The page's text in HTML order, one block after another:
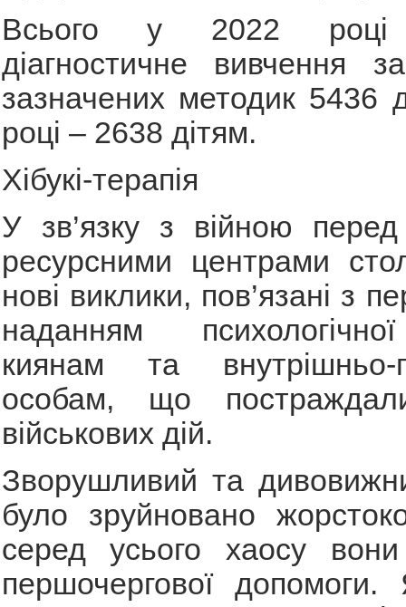
Всього у 2022 році
діагностичне вивчення
зазначених методик 5436
році – 2638 дітям.
Хібукі-терапія
У зв’язку з війною перед
ресурсними центрами
нові виклики, пов’язані з
наданням
киянам та внутрішньо-
особам, що
військових дій.
Зворушливий та
було зруйновано
серед усього хаосу
першочергової